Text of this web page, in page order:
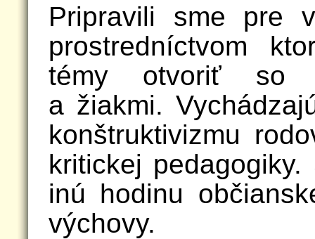
Pripravili sme pre
prostredníctvom
témy otvoriť so
a žiakmi.
konštruktivizmu
kritickej
inú hodinu
výchovy.